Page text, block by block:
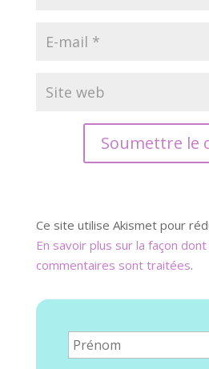
Soumettre le
Ce site utilise Akismet pour
En savoir plus sur la façon
commentaires sont traitées.